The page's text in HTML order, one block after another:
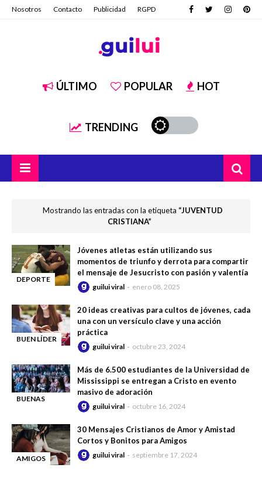
Nosotros Contacto Publicidad RGPD
ÚLTIMO POPULAR HOT
TRENDING
Mostrando las entradas con la etiqueta JUVENTUD
CRISTIANA
DEPORTE
Jóvenes atletas están utilizando sus
momentos de triunfo y derrota para compartir
el mensaje de Jesucristo con pasión y valentía
guilui viral enero 08, 2025
BUEN LÍDER
20 ideas creativas para cultos de jóvenes, cada
una con un versículo clave y una acción
práctica
guilui viral octubre 23, 2024
BUENAS
Más de 6.500 estudiantes de la Universidad de
Mississippi se entregan a Cristo en evento
masivo de adoración
guilui viral octubre 16, 2024
AMIGOS
30 Mensajes Cristianos de Amor y Amistad
Cortos y Bonitos para Amigos
guilui viral septiembre 17, 2024